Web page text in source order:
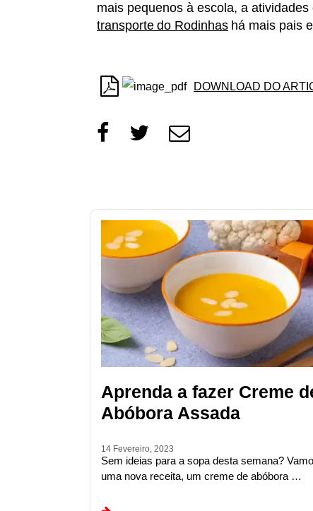
mais pequenos à escola, a
transporte do Rodinhas há mais pais
DOWNLOAD DO
Aprenda a fazer Creme
Abóbora Assada
14 Fevereiro, 2023
Sem ideias para a sopa desta semana?
uma nova receita, um creme de abóbora …